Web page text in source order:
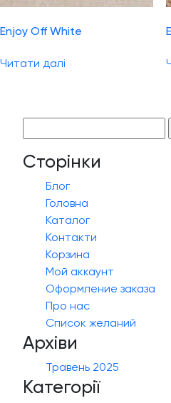
Enjoy Off White
Читати далі
Сторінки
Блог
Головна
Каталог
Контакти
Корзина
Мой аккаунт
Оформление заказа
Про нас
Список желаний
Архіви
Травень 2025
Категорії